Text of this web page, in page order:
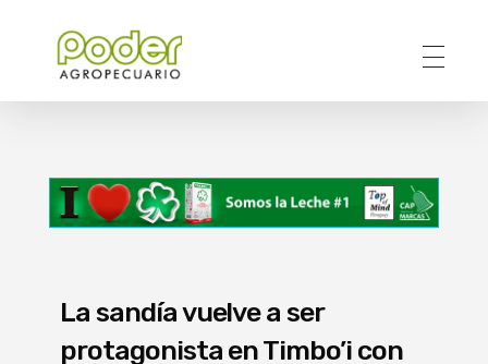
La sandía vuelve a ser
protagonista en Timbo’i con